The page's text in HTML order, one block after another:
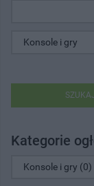
Kategorie